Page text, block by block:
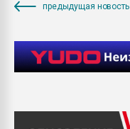
предыдущая новость